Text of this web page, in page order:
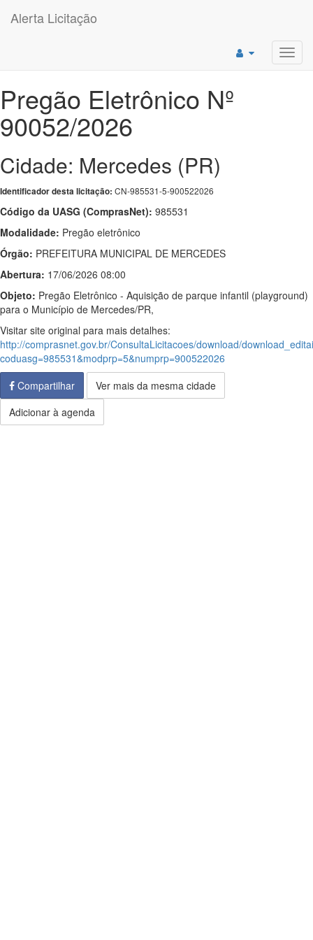
Alerta Licitação
Pregão Eletrônico Nº
90052/2026
Cidade: Mercedes (PR)
Identificador desta licitação: CN-985531-5-900522026
Código da UASG (ComprasNet): 985531
Modalidade: Pregão eletrônico
Órgão: PREFEITURA MUNICIPAL DE MERCEDES
Abertura: 17/06/2026 08:00
Objeto: Pregão Eletrônico - Aquisição de parque infantil (playground)
para o Município de Mercedes/PR,
Visitar site original para mais detalhes:
http://comprasnet.gov.br/ConsultaLicitacoes/download/
coduasg=985531&modprp=5&numprp=900522026
Compartilhar
Ver mais da mesma cidade
Adicionar à agenda